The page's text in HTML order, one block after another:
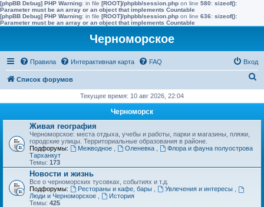
[phpBB Debug] PHP Warning: in file [ROOT]/phpbb/session.php on line 580: sizeof():
Parameter must be an array or an object that implements Countable
[phpBB Debug] PHP Warning: in file [ROOT]/phpbb/session.php on line 636: sizeof():
Parameter must be an array or an object that implements Countable
Черноморское
Правила Интерактивная карта FAQ Вход
Список форумов
с
Текущее время: 10 авг 2026, 22:04
Черноморск
Живая география
Черноморское: места отдыха, учебы и работы, парки и магазины, пляжи,
городские улицы. Территориальные образования в районе.
Подфорумы:
Межводное Оленевка
Флора и фауна полуострова
Тарханкут
Темы: 173
Новости и жизнь
Все о черноморских тусовках, событиях и т.д.
Подфорумы:
Рестораны и кафе, бары Увлечения и интересы
Люди и Черноморское
История
Темы: 425